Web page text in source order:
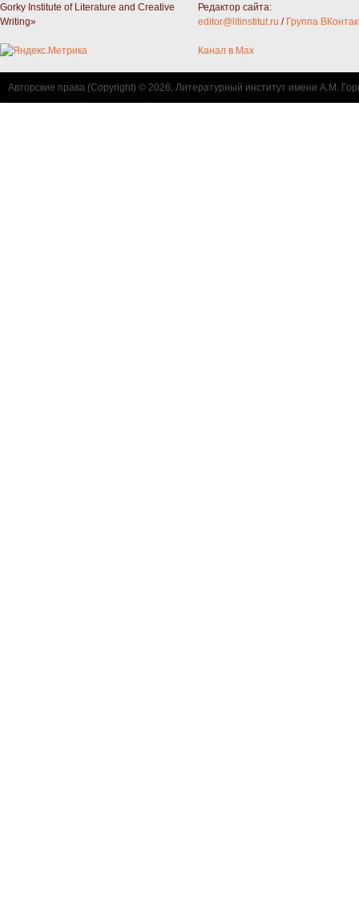
Gorky Institute of Literature and Creative
Writing»
Редактор сайта:
editor@litinstitut.ru / Группа
Канал в Max
Авторские права (Copyright) © 2026, Литературный институт имени А.М.